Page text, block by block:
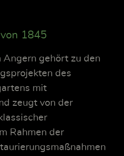
1845
Angern gehört zu den
des
mit
zeugt von der
Rahmen der